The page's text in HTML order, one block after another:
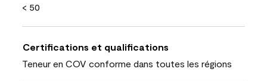
< 50
Certifications et qualifications
Teneur en COV conforme dans toutes les régions